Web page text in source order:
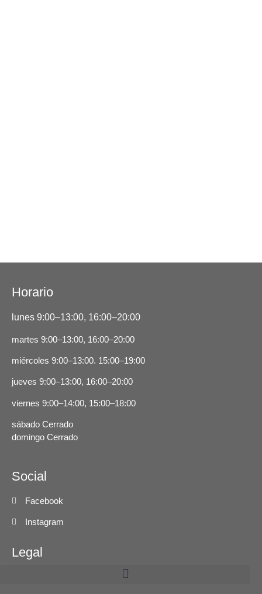
Legal
Social
Facebook
Instagram
Horario
lunes 9:00–13:00, 16:00–20:00
martes 9:00–13:00, 16:00–20:00
miércoles 9:00–13:00. 15:00–19:00
jueves 9:00–13:00, 16:00–20:00
viernes 9:00–14:00, 15:00–18:00
sábado Cerrado
domingo Cerrado